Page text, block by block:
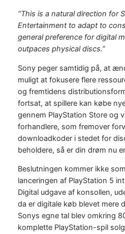
“This is a natural direction for
Entertainment to adapt to
general preference for digital
outpaces physical discs.”
Sony peger samtidig på, at
muligt at fokusere flere
og fremtidens
fortsat, at spillere kan købe
gennem PlayStation Store og
forhandlere, som fremover
downloadkoder i stedet for
beholdere, så er din drøm nu
Beslutningen kommer ikke
lanceringen af PlayStation 5
Digital udgave af konsollen,
da er digitale køb blevet mere
Sonys egne tal blev omkring
komplette PlayStation-spil